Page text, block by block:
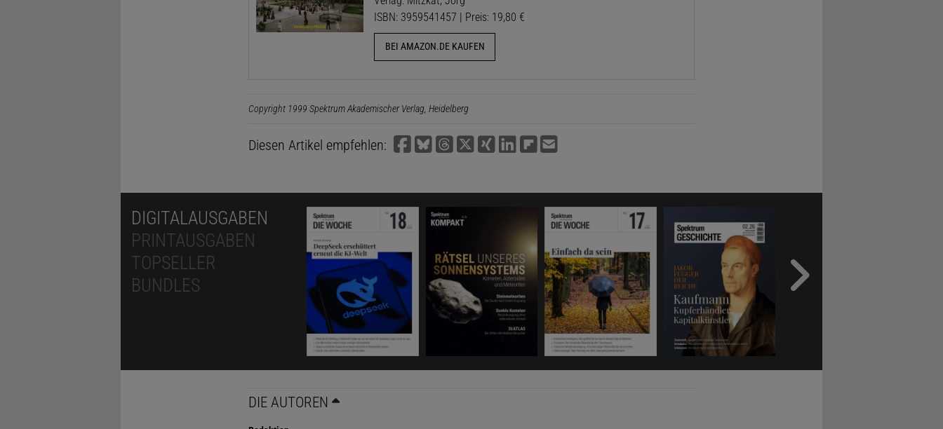
ISBN: 3959541457 | Preis: 19,80 €
BEI AMAZON.DE KAUFEN
Copyright 1999 Spektrum Akademischer Verlag, Heidelberg
Diesen Artikel empfehlen:
DIGITALAUSGABEN
PRINTAUSGABEN
TOPSELLER
BUNDLES
DIE AUTOREN